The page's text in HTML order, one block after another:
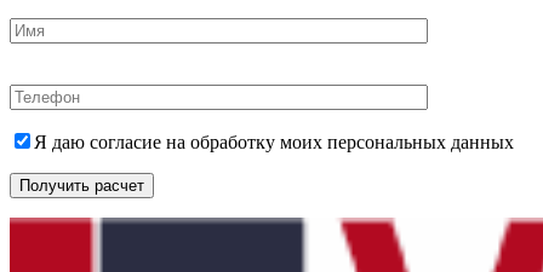
Я даю согласие на обработку моих персональных данных
Получить расчет